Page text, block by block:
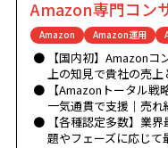
Amazon専門コン
Amazon Amazon運用
【国内初】Amazon
上の知見で貴社の売上
【Amazonトータル
一気通貫で支援｜売
【各種認定多数】業
題やフェーズに応じて